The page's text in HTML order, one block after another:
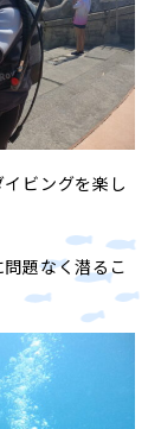
ビングを楽し
題なく潜るこ